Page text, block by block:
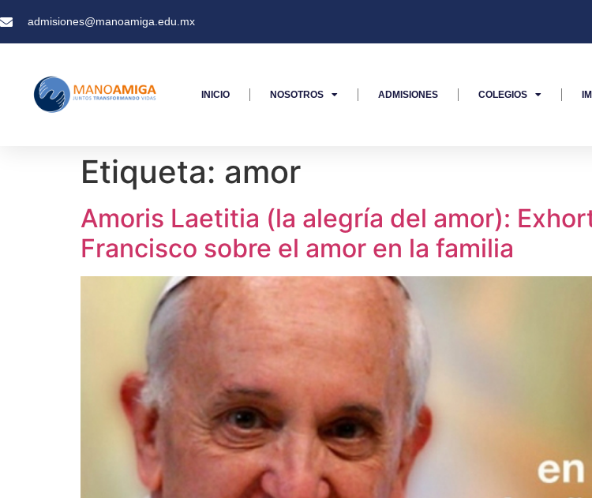
admisiones@manoamiga.edu.mx
INICIO NOSOTROS ADMISIONES COLEGIOS
Etiqueta: amor
Amoris Laetitia (la alegría del amor):
Francisco sobre el amor en la familia